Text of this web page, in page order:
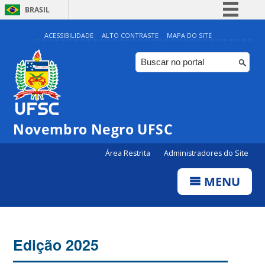
BRASIL
Simplifique!
Comunica BR
Participe
ACESSIBILIDADE ALTO CONTRASTE MAPA DO SITE
Novembro Negro UFSC
Área Restrita Administradores do Site
MENU
Edição 2025